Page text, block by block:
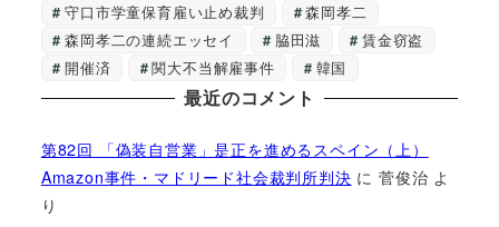
守口市学童保育雇い止め裁判
森岡孝二
森岡孝二の連続エッセイ
脇田滋
賃金窃盗
開催済
関大不当解雇事件 韓国
最近のコメント
第82回 「偽装自営業」是正を進めるスペイン（上）
Amazon事件・マドリード社会裁判所判決 に菅俊治 よ
り